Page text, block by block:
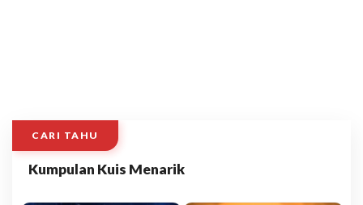
CARI TAHU
Kumpulan Kuis Menarik